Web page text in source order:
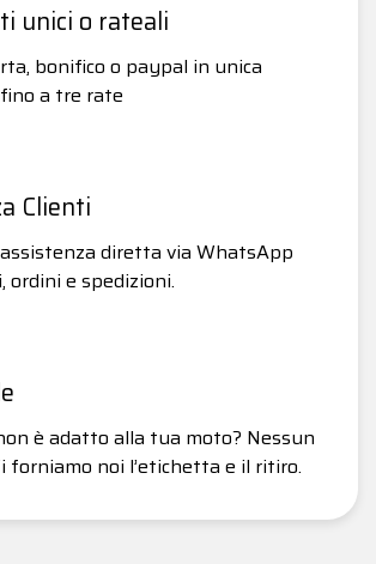
unici o rateali
bonifico o paypal in unica
a tre rate
Clienti
diretta via WhatsApp
ordini e spedizioni.
è adatto alla tua moto? Nessun
forniamo noi l’etichetta e il ritiro.